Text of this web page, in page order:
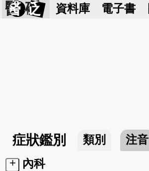
醫 砭 資料庫 電子書
症狀鑑別 類別 注音
+
內科